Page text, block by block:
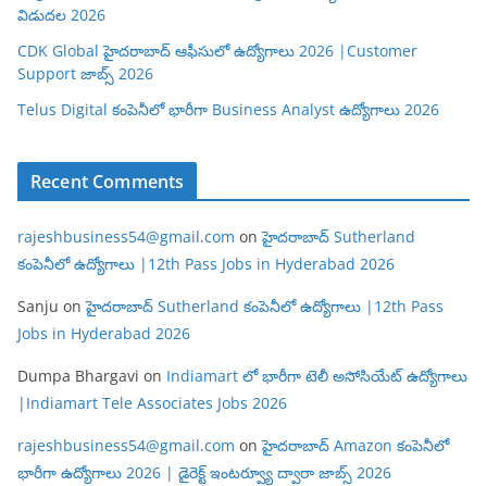
విడుదల 2026
CDK Global హైదరాబాద్ ఆఫీసులో ఉద్యోగాలు 2026 |Customer
Support జాబ్స్ 2026
Telus Digital కంపెనీలో భారీగా Business Analyst ఉద్యోగాలు 2026
Recent Comments
rajeshbusiness54@gmail.com onహైదరాబాద్ Sutherland
కంపెనీలో ఉద్యోగాలు |12th Pass Jobs in Hyderabad 2026
Sanju onహైదరాబాద్ Sutherland కంపెనీలో ఉద్యోగాలు |12th Pass
Jobs in Hyderabad 2026
Dumpa Bhargavi on Indiamart లో భారీగా టెలీ అసోసియేట్ ఉద్యోగాలు
|Indiamart Tele Associates Jobs 2026
rajeshbusiness54@gmail.com onహైదరాబాద్ Amazon కంపెనీలో
భారీగా ఉద్యోగాలు 2026 | డైరెక్ట్ ఇంటర్వ్యూ ద్వారా జాబ్స్ 2026